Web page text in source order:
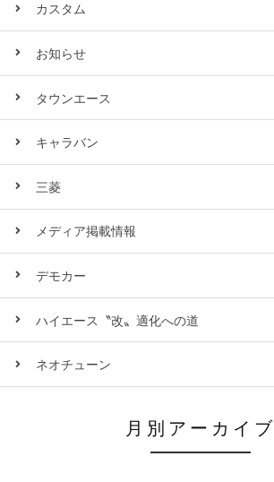
カスタム
お知らせ
タウンエース
キャラバン
三菱
メディア掲載情報
デモカー
ハイエース〝改〟適化への道
ネオチューン
月別アーカイブ